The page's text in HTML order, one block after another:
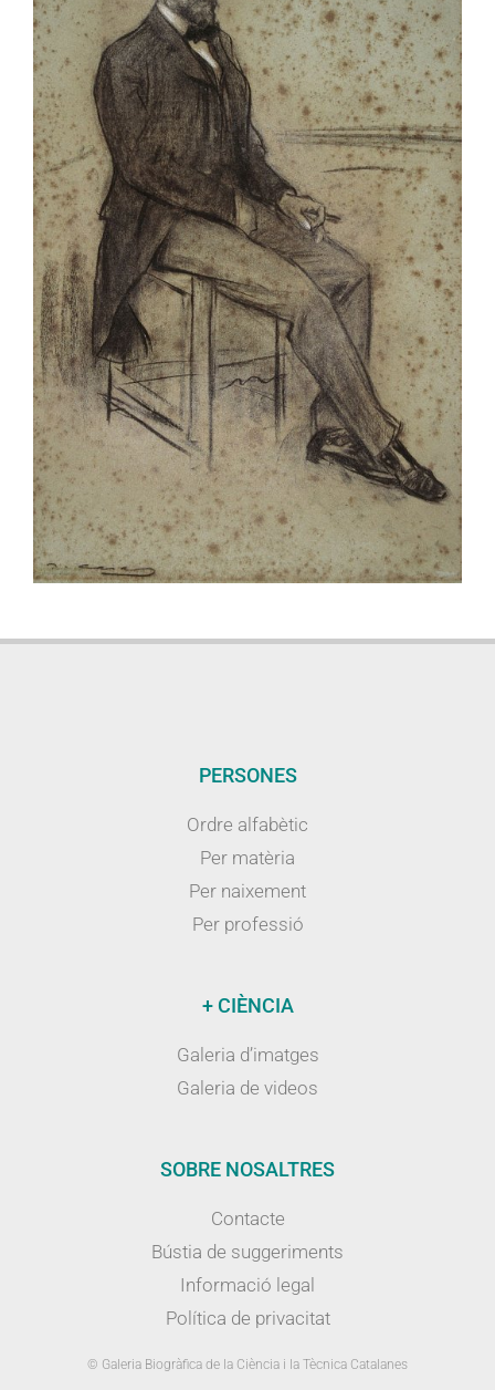
PERSONES
Ordre alfabètic
Per matèria
Per naixement
Per professió
+ CIÈNCIA
Galeria d’imatges
Galeria de videos
SOBRE NOSALTRES
Contacte
Bústia de suggeriments
Informació legal
Política de privacitat
© Galeria Biogràfica de la Ciència i la Tècnica Catalanes